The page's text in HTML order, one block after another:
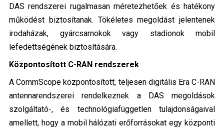
DAS rendszerei rugalmasan méretezhetőek és hatékony
működést biztosítanak. Tökéletes meg­oldást jelentenek
irodaházak, gyárcsarnokok vagy stadionok mobil
lefedettségének biztosítására.
Központosított C-RAN rendszerek
A CommScope központosított, teljesen digitális Era C-RAN
antennarendszerei rendelkeznek a DAS megoldások
szolgáltató-, és technológiafüggetlen tulajdonságaival
amellett, hogy a mobil hálózati erőforrásokat egy központi